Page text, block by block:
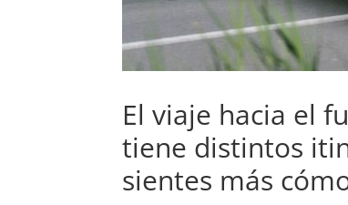
El viaje hacia el
tiene distintos
sientes más